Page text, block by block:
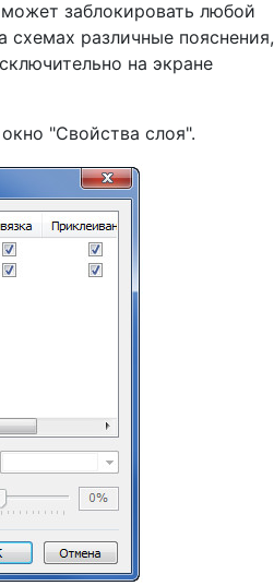
заблокировать любой
схемах различные пояснения,
на экране
"Свойства слоя".